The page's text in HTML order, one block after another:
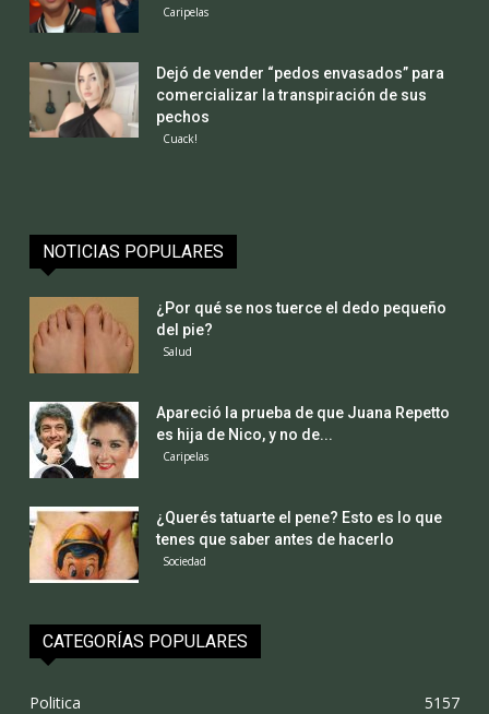
Caripelas
Dejó de vender “pedos envasados” para
comercializar la transpiración de sus
pechos
Cuack!
NOTICIAS POPULARES
¿Por qué se nos tuerce el dedo pequeño
del pie?
Salud
Apareció la prueba de que Juana Repetto
es hija de Nico, y no de...
Caripelas
¿Querés tatuarte el pene? Esto es lo que
tenes que saber antes de hacerlo
Sociedad
CATEGORÍAS POPULARES
Politica
5157